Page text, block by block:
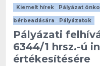
Kiemelt hírek • Pályázat
bérbeadására • Pályázatok
Pályázati
6344/1 hrsz.-ú
értékesítésére